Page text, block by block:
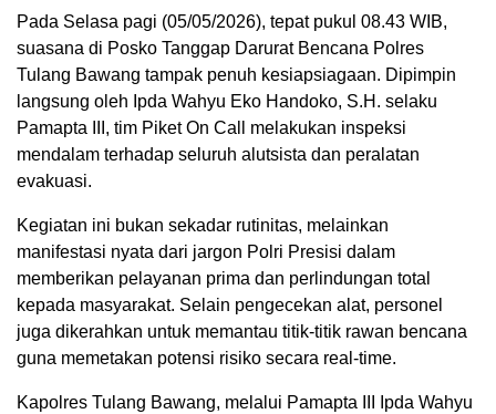
Pada Selasa pagi (05/05/2026), tepat pukul 08.43 WIB,
suasana di Posko Tanggap Darurat Bencana Polres
Tulang Bawang tampak penuh kesiapsiagaan. Dipimpin
langsung oleh Ipda Wahyu Eko Handoko, S.H. selaku
Pamapta III, tim Piket On Call melakukan inspeksi
mendalam terhadap seluruh alutsista dan peralatan
evakuasi.
Kegiatan ini bukan sekadar rutinitas, melainkan
manifestasi nyata dari jargon Polri Presisi dalam
memberikan pelayanan prima dan perlindungan total
kepada masyarakat. Selain pengecekan alat, personel
juga dikerahkan untuk memantau titik-titik rawan bencana
guna memetakan potensi risiko secara real-time.
Kapolres Tulang Bawang, melalui Pamapta III Ipda Wahyu